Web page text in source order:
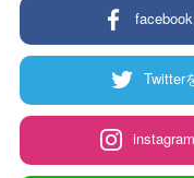
Twitter